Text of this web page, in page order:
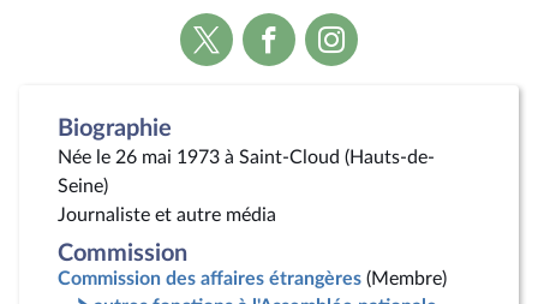
Voir
la
Voir
la
Voir
la
Biographie
Née le 26 mai 1973 à Saint-Cloud (Hauts-de-
Seine)
Journaliste et autre média
Commission
Commission des affaires étrangères (Membre)